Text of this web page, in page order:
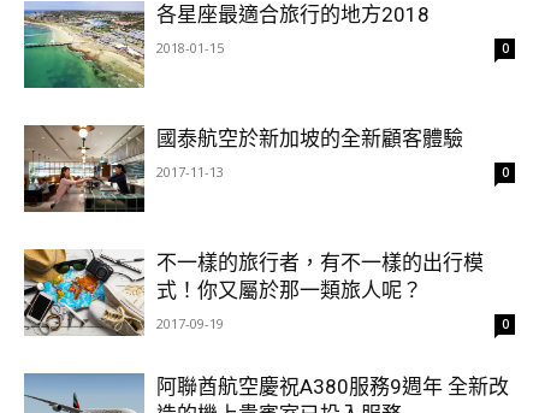
各星座最適合旅行的地方2018
2018-01-15 0
國泰航空於新加坡的全新顧客體驗
2017-11-13 0
不一樣的旅行者，有不一樣的出行模
式！你又屬於那一類旅人呢？
2017-09-19 0
阿聯酋航空慶祝A380服務9週年 全新改